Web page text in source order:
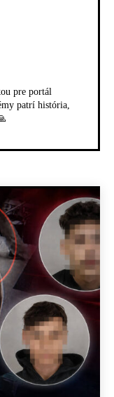
pre portál
patrí história,